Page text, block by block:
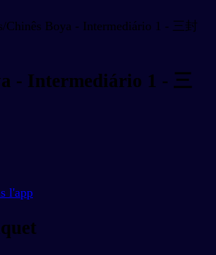
/Chinês Boya - Intermediário 1 - 三封
- Intermediário 1 - 三
l'app